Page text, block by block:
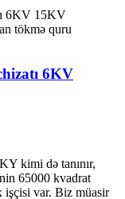
6KV
kimi də tanınır,
65000 kvadrat
işçisi var. Biz müasir